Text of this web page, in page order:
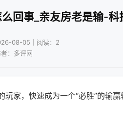
回事_亲友房老是输-科
08-05｜阅读：2
：多评网
家，快速成为一个“必胜”的输